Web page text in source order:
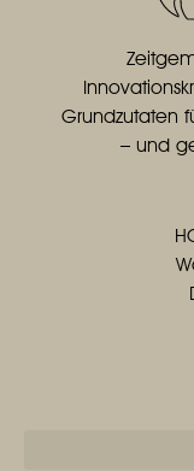
Grundzutaten
– und